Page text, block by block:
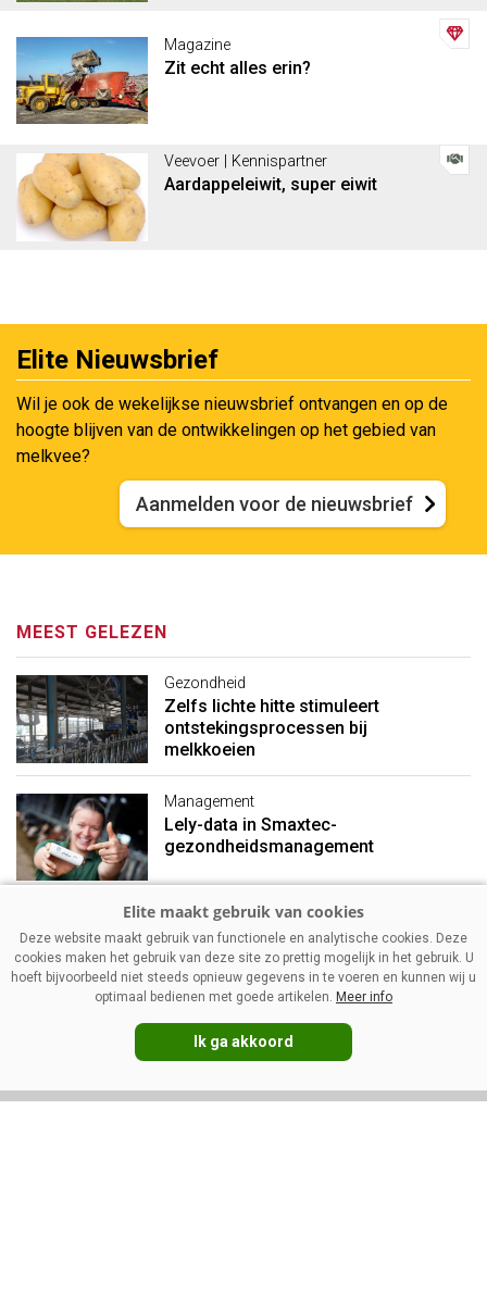
Magazine
Zit echt alles erin?
Veevoer | Kennispartner
Aardappeleiwit, super eiwit
Elite Nieuwsbrief
Wil je ook de wekelijkse nieuwsbrief ontvangen en op de
hoogte blijven van de ontwikkelingen op het gebied van
melkvee?
Aanmelden voor de nieuwsbrief
MEEST GELEZEN
Gezondheid
Zelfs lichte hitte stimuleert
ontstekingsprocessen bij
melkkoeien
Management
Lely-data in Smaxtec-
gezondheidsmanagement
Management
Mager melkpoeder: stevigere
prijzen ondanks vakantietijd
Deze website maakt gebruik van functionele en analytische cookies. Deze
cookies maken het gebruik van deze site zo prettig mogelijk in het gebruik. U
hoeft bijvoorbeeld niet steeds opnieuw gegevens in te voeren en kunnen wij u
optimaal bedienen met goede artikelen. Meer info
Ik ga akkoord